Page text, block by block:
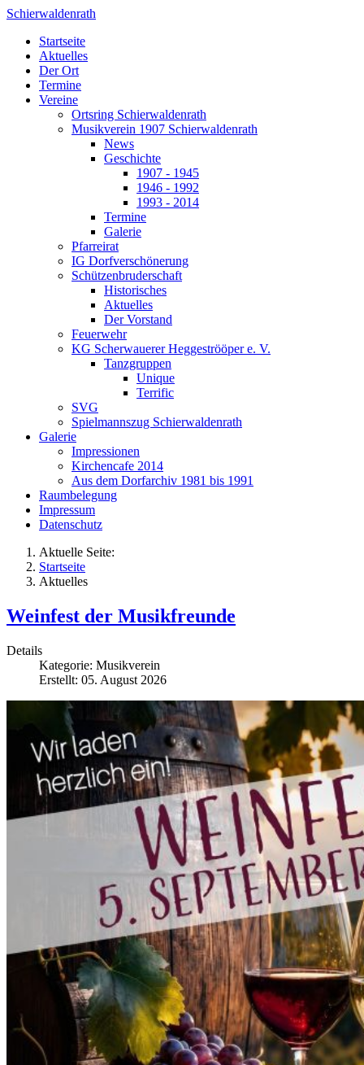
Schierwaldenrath
Startseite
Aktuelles
Der Ort
Termine
Vereine
Ortsring Schierwaldenrath
Musikverein 1907 Schierwaldenrath
News
Geschichte
1907 - 1945
1946 - 1992
1993 - 2014
Termine
Galerie
Pfarreirat
IG Dorfverschönerung
Schützenbruderschaft
Historisches
Aktuelles
Der Vorstand
Feuerwehr
KG Scherwauerer Heggeströöper e. V.
Tanzgruppen
Unique
Terrific
SVG
Spielmannszug Schierwaldenrath
Galerie
Impressionen
Kirchencafe 2014
Aus dem Dorfarchiv 1981 bis 1991
Raumbelegung
Impressum
Datenschutz
Aktuelle Seite:
Startseite
Aktuelles
Weinfest der Musikfreunde
Details
Kategorie: Musikverein
Erstellt: 05. August 2026